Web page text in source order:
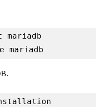
mariadb
mariadb